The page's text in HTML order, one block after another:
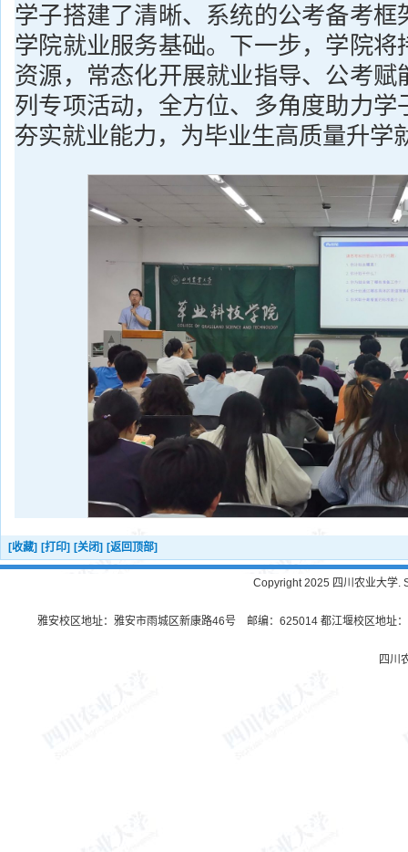
学子搭建了清晰、系统的公考备考框
学院就业服务基础。下一步，学院将
资源，常态化开展就业指导、公考赋
列专项活动，全方位、多角度助力学
夯实就业能力，为毕业生高质量升学
[收藏] [打印] [关闭] [返回顶部]
Copyright 2025 四川农业大学.
雅安校区地址：雅安市雨城区新康路46号 邮编：625014 都江堰校区地址
四川